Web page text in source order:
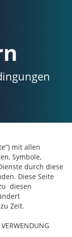
mit allen
Symbole,
durch diese
Diese Seite
diesen
Zeit.